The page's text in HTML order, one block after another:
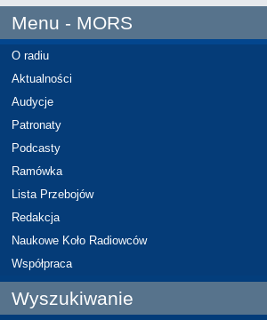
Menu - MORS
O radiu
Aktualności
Audycje
Patronaty
Podcasty
Ramówka
Lista Przebojów
Redakcja
Naukowe Koło Radiowców
Współpraca
Wyszukiwanie